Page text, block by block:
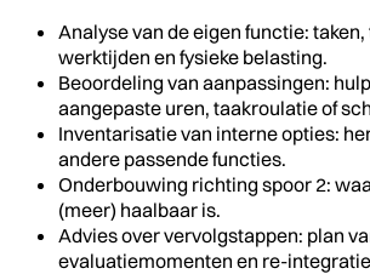
Analyse van de eigen functie:
werktijden en fysieke belasting.
Beoordeling van aanpassingen:
aangepaste uren, taakroulatie of
Inventarisatie van interne opties:
andere passende functies.
Onderbouwing richting spoor 2:
(meer) haalbaar is.
Advies over vervolgstappen: plan
evaluatiemomenten en re-